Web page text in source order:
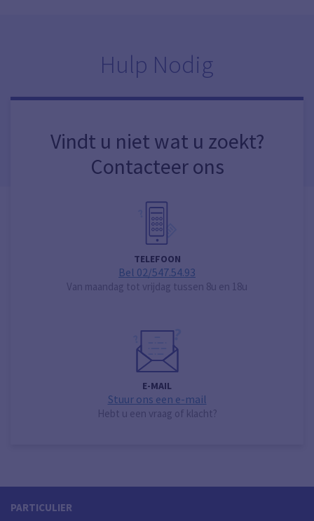
Hulp Nodig
Vindt u niet wat u zoekt?
Contacteer ons
TELEFOON
Bel 02/547.54.93
Van maandag tot vrijdag tussen 8u en 18u
E-MAIL
Stuur ons een e-mail
Hebt u een vraag of klacht?
PARTICULIER